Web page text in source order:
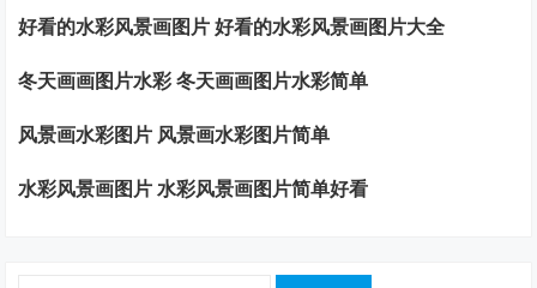
好看的水彩风景画图片 好看的水彩风景画图片大全
冬天画画图片水彩 冬天画画图片水彩简单
风景画水彩图片 风景画水彩图片简单
水彩风景画图片 水彩风景画图片简单好看